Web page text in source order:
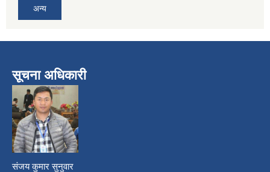
अन्य
सूचना अधिकारी
संजय कुमार सुनुवार